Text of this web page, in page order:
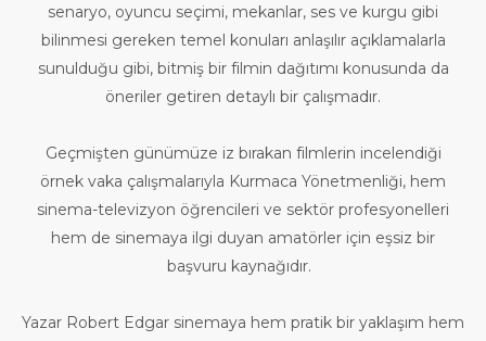
senaryo, oyuncu seçimi, mekanlar, ses ve kurgu gibi
bilinmesi gereken temel konuları anlaşılır açıklamalarla
sunulduğu gibi, bitmiş bir filmin dağıtımı konusunda da
öneriler getiren detaylı bir çalışmadır.
Geçmişten günümüze iz bırakan filmlerin incelendiği
örnek vaka çalışmalarıyla Kurmaca Yönetmenliği, hem
sinema-televizyon öğrencileri ve sektör profesyonelleri
hem de sinemaya ilgi duyan amatörler için eşsiz bir
başvuru kaynağıdır.
Yazar Robert Edgar sinemaya hem pratik bir yaklaşım hem